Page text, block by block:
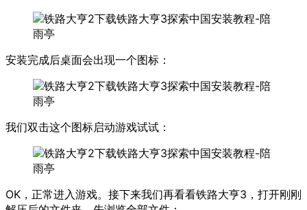
安装完成后桌面会出现一个图标：
我们双击这个图标启动游戏试试：
OK，正常进入游戏。接下来我们再看看铁路大亨3，打开刚刚